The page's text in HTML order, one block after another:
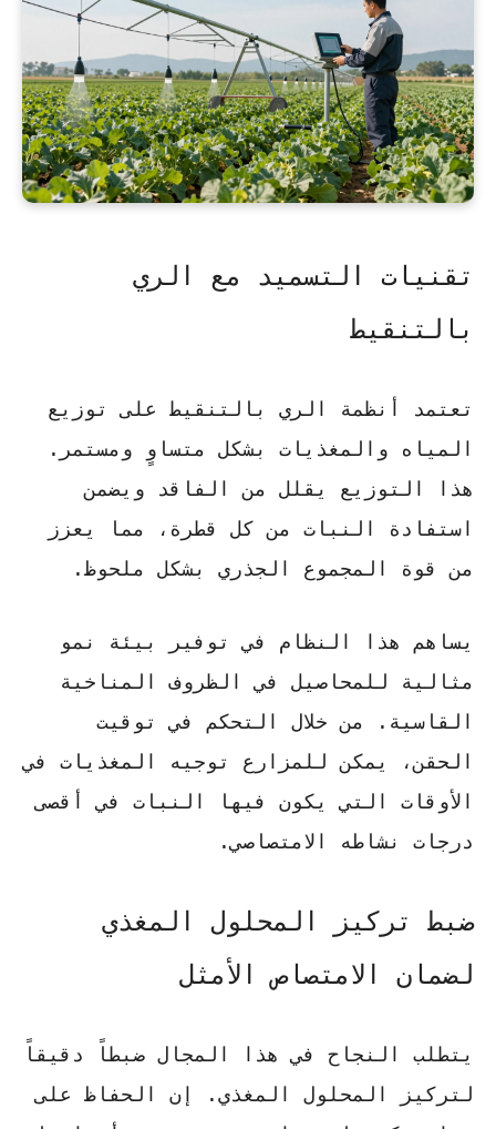
تقنيات التسميد مع الري
بالتنقيط
تعتمد أنظمة الري بالتنقيط على توزيع
المياه والمغذيات بشكل متساوٍ ومستمر.
هذا التوزيع يقلل من الفاقد ويضمن
استفادة النبات من كل قطرة، مما يعزز
من
قوة المجموع الجذري بشكل ملحوظ.
يساهم هذا النظام في توفير بيئة نمو
مثالية للمحاصيل في الظروف المناخية
القاسية. من خلال التحكم في توقيت
الحقن، يمكن للمزارع توجيه المغذيات في
الأوقات التي يكون فيها النبات في أقصى
درجات نشاطه الامتصاصي.
ضبط تركيز المحلول المغذي
لضمان الامتصاص الأمثل
يتطلب النجاح في هذا المجال ضبطاً دقيقاً
لتركيز المحلول المغذي. إن الحفاظ على